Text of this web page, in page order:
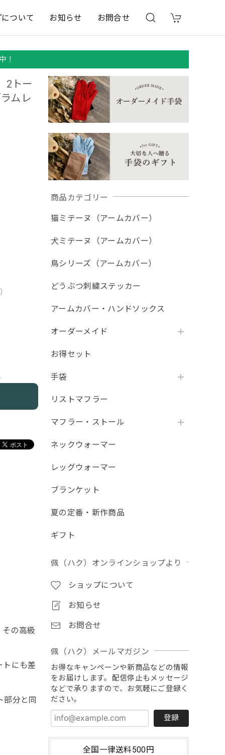
ついて お知らせ お問合せ
！
商品カテゴリー
猫ミテーヌ（アームカバー）
犬ミテーヌ（アームカバー）
鳥シリーズ（アームカバー）
どうぶつ刺繍ステッカー
アームカバー・ハンドソックス
オーダーメイド
お得セット
手袋
リストマフラー
マフラー・ストール
ネックウォーマー
レッグウォーマー
ブランケット
夏の定番・新作商品
ギフト
佩（ハク）オンラインショップより
ショップについて
お知らせ
お問合せ
佩（ハク）メールマガジン
お得なキャンペーンや新商品などの情報
をお届けします。配信停止もメッセージ
などで承りますので、お気軽にご登録く
ださい。
登録
全国一律送料500円
2トー
ムレ
の高級
トにも差
部分と同